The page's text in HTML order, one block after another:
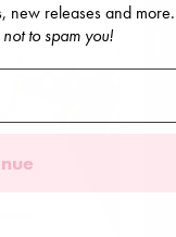
new releases and more.
to spam you!